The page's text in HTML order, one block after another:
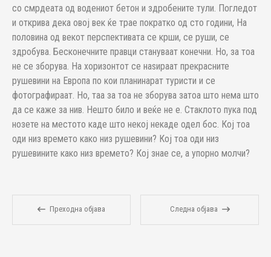
со смрдеата од водениот бетон и здробените тули. Погледот
и открива дека овој век ќе трае пократко од сто години, На
половина од векот перспективата се крши, се руши, се
здробува. Бесконечните правци стануваат конечни. Но, за тоа
не се зборува. На хоризонтот се наѕираат прекрасните
рушевини на Европа по кои планинарат туристи и се
фотографираат. Но, таа за тоа не зборува затоа што нема што
да се каже за нив. Нешто било и веќе не е. Стаклото пука под
нозете на местото каде што некој некаде одел бос. Кој тоа
оди низ времето како низ рушевини? Кој тоа оди низ
рушевините како низ времето? Кој знае се, а упорно молчи?
Преходна објава Следна објава